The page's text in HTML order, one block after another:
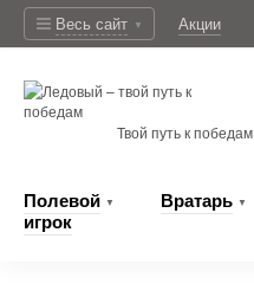
Весь сайт ▼
Акции
Твой путь к победам
Полевой
игрок
▼ Вратарь ▼